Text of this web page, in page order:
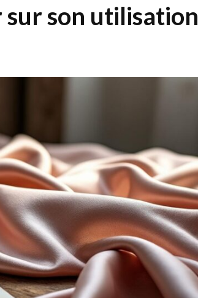
sur son utilisation